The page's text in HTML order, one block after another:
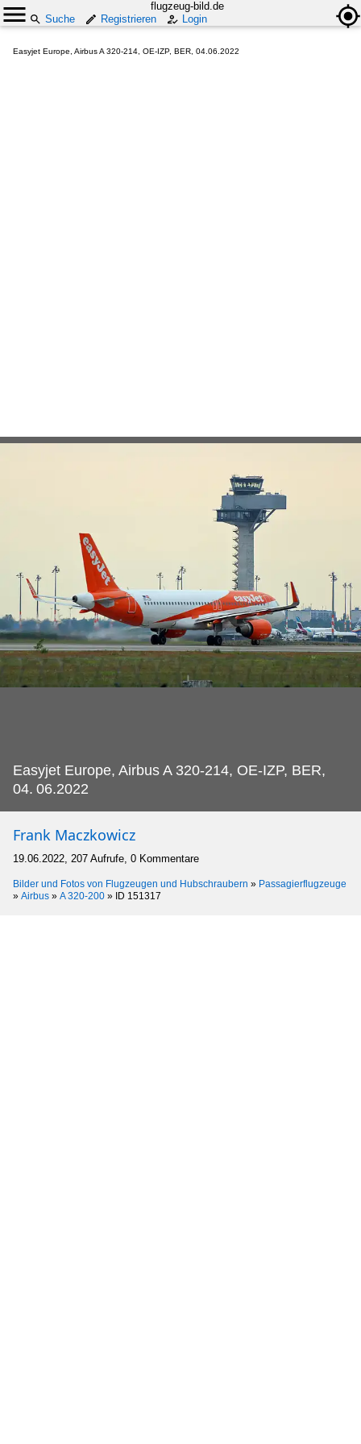
flugzeug-bild.de
Suche
Registrieren Login
Easyjet Europe, Airbus A 320-214, OE-IZP, BER, 04.06.2022
Easyjet Europe, Airbus A 320-214, OE-IZP, BER,
04. 06.2022
Frank Maczkowicz
19.06.2022, 207 Aufrufe, 0 Kommentare
Bilder und Fotos von Flugzeugen und Hubschraubern » Passagierflugzeuge
» Airbus » A 320-200 » ID 151317